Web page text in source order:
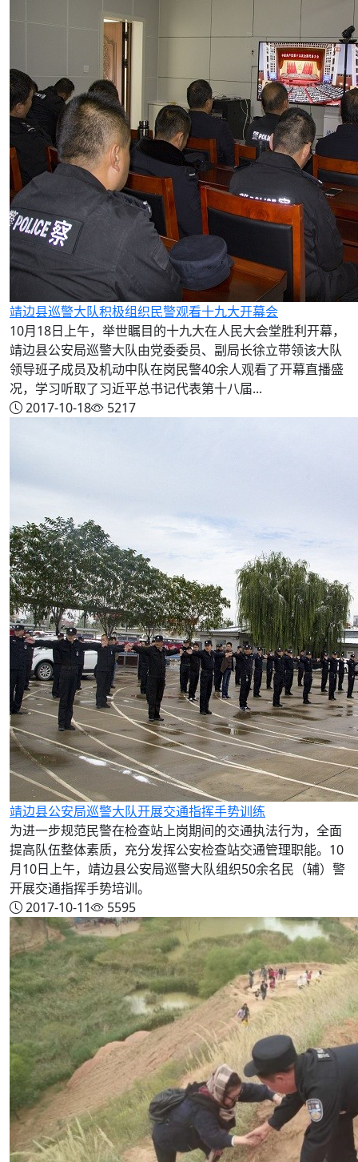
靖边县巡警大队积极组织民警观看十九大开幕会
10月18日上午，举世瞩目的十九大在人民大会堂胜利开幕，
靖边县公安局巡警大队由党委委员、副局长徐立带领该大队
领导班子成员及机动中队在岗民警40余人观看了开幕直播盛
况，学习听取了习近平总书记代表第十八届...
2017-10-18
5217
靖边县公安局巡警大队开展交通指挥手势训练
为进一步规范民警在检查站上岗期间的交通执法行为，全面
提高队伍整体素质，充分发挥公安检查站交通管理职能。10
月10日上午，靖边县公安局巡警大队组织50余名民（辅）警
开展交通指挥手势培训。
2017-10-11
5595